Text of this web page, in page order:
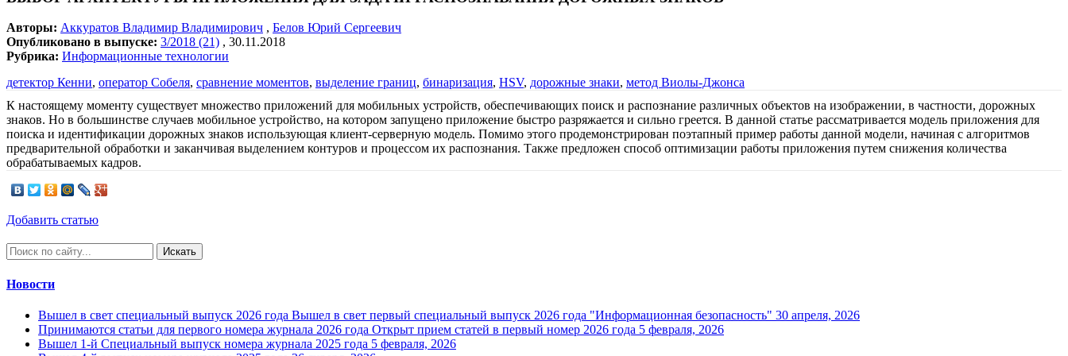
Авторы: Аккуратов Владимир Владимирович , Белов Юрий Сергеевич
Опубликовано в выпуске: 3/2018 (21) , 30.11.2018
Рубрика: Информационные технологии
детектор Кенни, оператор Собеля, сравнение моментов, выделение границ, бинаризация, HSV, дорожные знаки, метод Виолы-Джонса
К настоящему моменту существует множество приложений для мобильных устройств, обеспечивающих поиск и распознание различных объектов на изображении, в частности, дорожных
знаков. Но в большинстве случаев мобильное устройство, на котором запущено приложение быстро разряжается и сильно греется. В данной статье рассматривается модель приложения для
поиска и идентификации дорожных знаков использующая клиент-серверную модель. Помимо этого продемонстрирован поэтапный пример работы данной модели, начиная с алгоритмов
предварительной обработки и заканчивая выделением контуров и процессом их распознания. Также предложен способ оптимизации работы приложения путем снижения количества
обрабатываемых кадров.
Добавить статью
Искать
Новости
Вышел в свет специальный выпуск 2026 года Вышел в свет первый специальный выпуск 2026 года "Информационная безопасность" 30 апреля, 2026
Принимаются статьи для первого номера журнала 2026 года Открыт прием статей в первый номер 2026 года 5 февраля, 2026
Вышел 1-й Специальный выпуск номера журнала 2025 года 5 февраля, 2026